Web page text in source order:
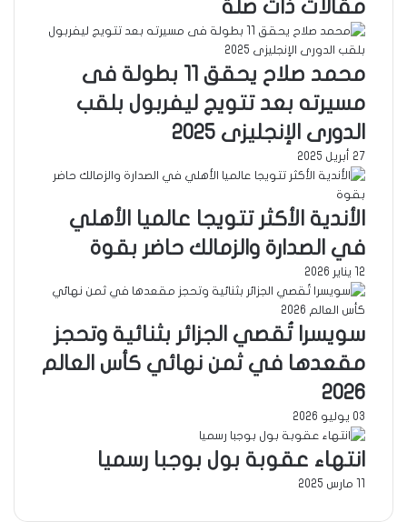
مقالات ذات صلة
محمد صلاح يحقق 11 بطولة فى
مسيرته بعد تتويج ليفربول بلقب
الدورى الإنجليزى 2025
27 أبريل 2025
الأندية الأكثر تتويجا عالميا الأهلي
في الصدارة والزمالك حاضر بقوة
12 يناير 2026
سويسرا تُقصي الجزائر بثنائية وتحجز
مقعدها في ثمن نهائي كأس العالم
2026
03 يوليو 2026
انتهاء عقوبة بول بوجبا رسميا
11 مارس 2025